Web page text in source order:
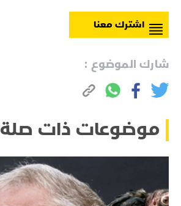
اشترك معنا
شارك الموضوع :
موضوعات ذات صلة